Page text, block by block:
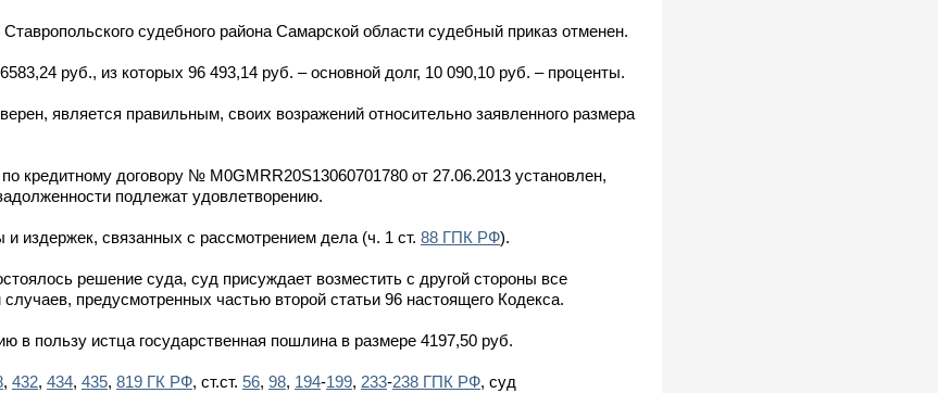
судебного района Самарской области судебный приказ отменен.
руб., из которых 96 493,14 руб. – основной долг, 10 090,10 руб. – проценты.
является правильным, своих возражений относительно заявленного размера
кредитному договору № М0GMRR20S13060701780 от 27.06.2013 установлен,
подлежат удовлетворению.
издержек, связанных с рассмотрением дела (ч. 1 ст. 88 ГПК РФ).
решение суда, суд присуждает возместить с другой стороны все
предусмотренных частью второй статьи 96 настоящего Кодекса.
в пользу истца государственная пошлина в размере 4197,50 руб.
, 432, 434, 435, 819 ГК РФ, ст.ст. 56, 98, 194-199, 233-238 ГПК РФ, суд